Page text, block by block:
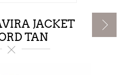
JACKET
TAN